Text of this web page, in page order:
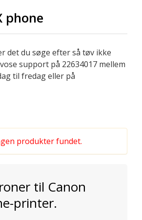
phone
det du søge efter så tøv ikke
support på 22634017 mellem
til fredag eller på
produkter fundet.
til Canon
printer.